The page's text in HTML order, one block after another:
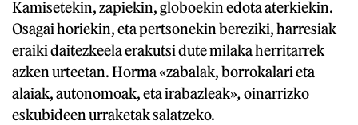
Kamisetekin, zapiekin, globoekin edota aterkiekin.
Osagai horiekin, eta pertsonekin bereziki, harresiak
eraiki daitezkeela erakutsi dute milaka herritarrek
azken urteetan. Horma «zabalak, borrokalari eta
alaiak, autonomoak, eta irabazleak»,oinarrizko
eskubideen urraketak salatzeko.